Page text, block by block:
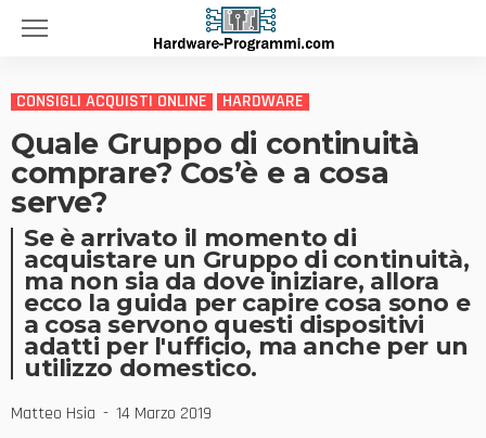
CONSIGLI ACQUISTI ONLINE HARDWARE
Quale Gruppo di continuità
comprare? Cos’è e a cosa
serve?
Se è arrivato il momento di
acquistare un Gruppo di continuità,
ma non sia da dove iniziare, allora
ecco la guida per capire cosa sono e
a cosa servono questi dispositivi
adatti per l'ufficio, ma anche per un
utilizzo domestico.
Matteo Hsia 14 Marzo 2019